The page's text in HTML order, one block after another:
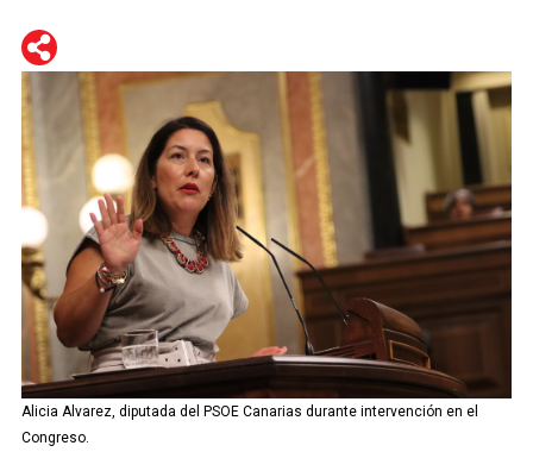
Telegram
Facebook
Twitter
Alicia Alvarez, diputada del PSOE Canarias durante intervención en el
Congreso.